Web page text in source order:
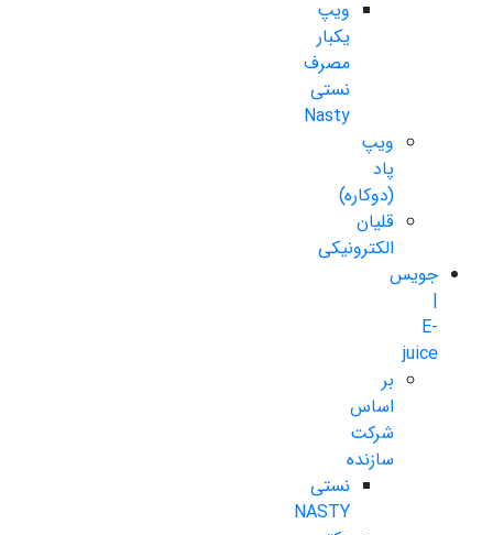
ویپ
یکبار
مصرف
نستی
Nasty
ویپ
پاد
(دوکاره)
قلیان
الکترونیکی
جویس
|
E-
juice
بر
اساس
شرکت
سازنده
نستی
NASTY